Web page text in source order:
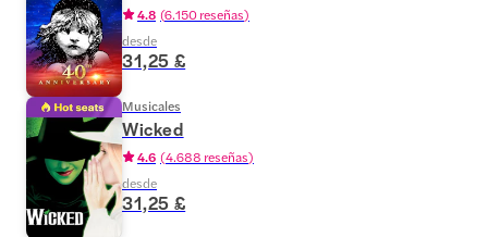
4.8 (6.150 reseñas)
desde
31,25 £
Musicales
Wicked
4.6 (4.688 reseñas)
desde
31,25 £